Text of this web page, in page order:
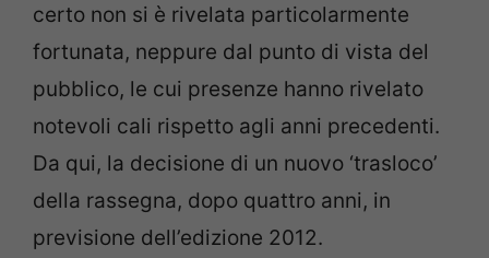
certo non si è rivelata particolarmente
fortunata, neppure dal punto di vista del
pubblico, le cui presenze hanno rivelato
notevoli cali rispetto agli anni precedenti.
Da qui, la decisione di un nuovo ‘trasloco’
della rassegna, dopo quattro anni, in
previsione dell’edizione 2012.